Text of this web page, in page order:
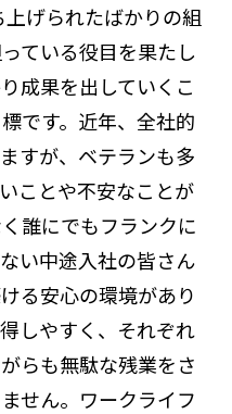
げられたばかりの組
ている役目を果たし
成果を出していくこ
です。近年、全社的
すが、ベテランも多
ことや不安なことが
誰にでもフランクに
い中途入社の皆さん
る安心の環境があり
しやすく、それぞれ
らも無駄な残業をさ
せん。ワークライフ